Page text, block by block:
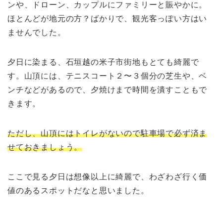
ンや、ドローン、カップルにファミリーと賑やかに。
ほとんどが地元の方？ばかりで、観光客っぽい方はい
ませんでした。
夕日に染まる、石垣越の米子市街地もとても綺麗で
す。山頂には、テニスコート２〜３個分の芝生や、ベ
ンチなどがあるので、夕焼けまで時間を潰すこともで
きます。
ただし、山頂にはトイレがないので駐車場で必ず済ま
せておきましょう。
ここで見る夕日は想像以上に綺麗で、わざわざ行く価
値のあるスポットだなと思いました。